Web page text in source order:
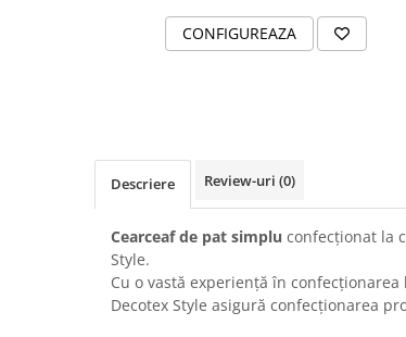
CONFIGUREAZA
Descriere Review-uri (0)
Cearceaf de pat simplu confecționat la
Style.
Cu o vastă experiență în
Decotex Style asigură confecționarea